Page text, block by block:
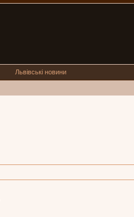
Львівські новини